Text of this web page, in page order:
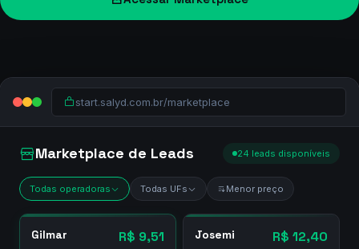
Filtro por UF, Operadora, Vidas e CNPJ
Acessar Marketplace
start.salyd.com.br/marketplace